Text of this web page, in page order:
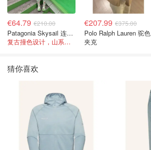
€64.79 €210.00
Patagonia Skysail 连帽夹克
复古撞色设计，山系感直接拉满
€207.99 €375.00
Polo Ralph Lauren 驼色
夹克
猜你喜欢